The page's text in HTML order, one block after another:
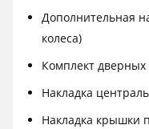
Дополнительная
колеса)
Комплект
Накладка
Накладка крышки